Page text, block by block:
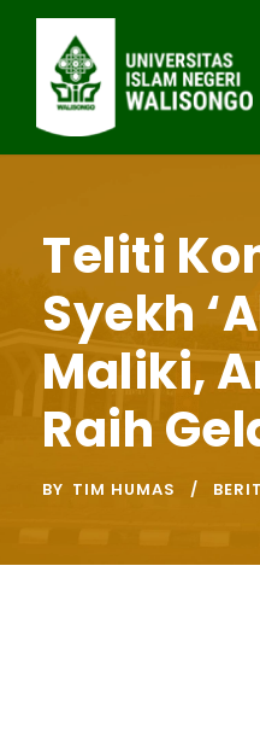
Teliti
Syekh
Maliki,
Raih
BY TIM HUMAS